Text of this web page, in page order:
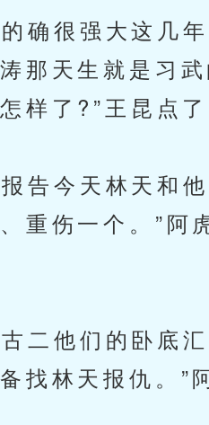
很强大这几年
那天生就是习
样了?”王昆点
今天林天和
重伤一个。”阿
他们的卧底
找林天报仇。”